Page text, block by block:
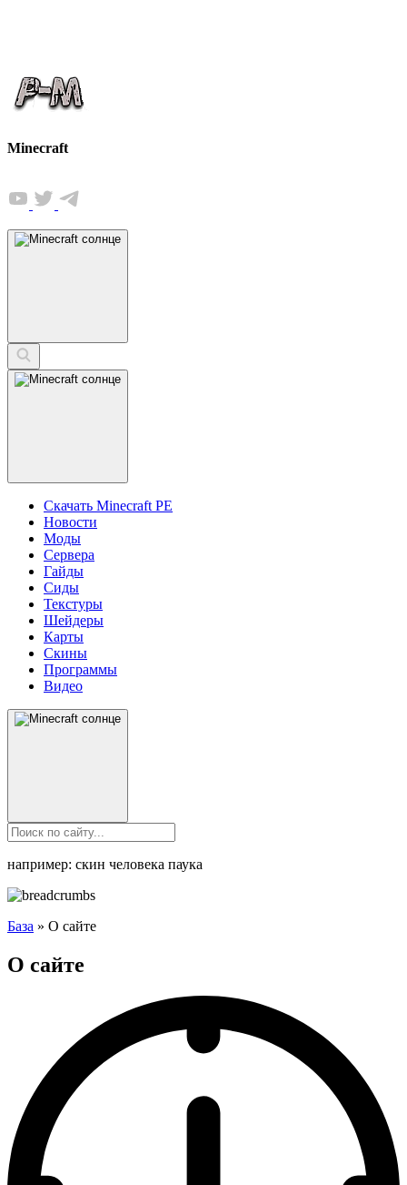
Minecraft
Скачать Minecraft PE
Новости
Моды
Сервера
Гайды
Сиды
Текстуры
Шейдеры
Карты
Скины
Программы
Видео
например: скин человека паука
База » О сайте
О сайте